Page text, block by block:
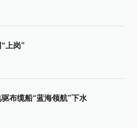
上岗”
布缆船“蓝海领航”下水